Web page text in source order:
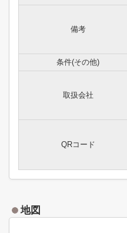
備考
条件(その他)
取扱会社
QRコード
地図